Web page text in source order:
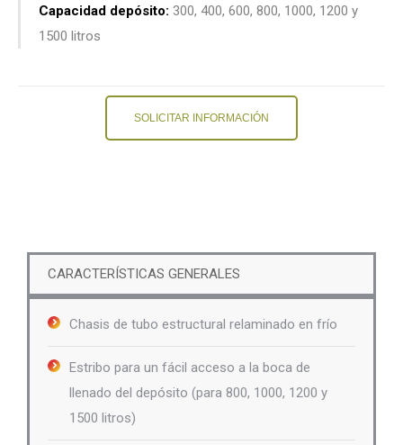
Capacidad depósito: 300, 400, 600, 800, 1000, 1200 y
1500 litros
SOLICITAR INFORMACIÓN
CARACTERÍSTICAS GENERALES
Chasis de tubo estructural relaminado en frío
Estribo para un fácil acceso a la boca de
llenado del depósito (para 800, 1000, 1200 y
1500 litros)